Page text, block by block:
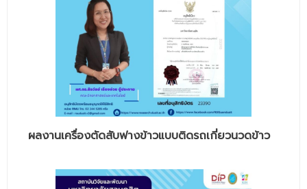
- - อุตสาหกรรมชีวภาพเพื่อธุรกิจ
- ศึกษาศาสตรบัณฑิต
- - วิทยาศาสตร์ทั่วไป
- เทคโนโลยีบัณฑิต
- - เทคโนโลยีสารสนเทศ
- ศูนย์เครื่องมือปฏิบัติการวิทยาศาสตร์
ผลงานเครื่องตัดสับฟางข้าวแบบติดรถเกี่ยวนวดข้าว